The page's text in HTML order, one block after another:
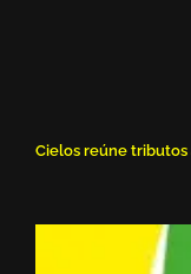
Cielos reúne tributos